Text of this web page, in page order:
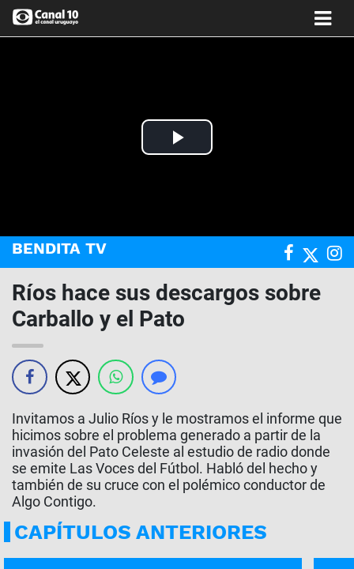
Play
BENDITA TV
Ríos hace sus descargos sobre
Carballo y el Pato
Invitamos a Julio Ríos y le mostramos el informe que
hicimos sobre el problema generado a partir de la
invasión del Pato Celeste al estudio de radio donde
se emite Las Voces del Fútbol. Habló del hecho y
también de su cruce con el polémico conductor de
Algo Contigo.
CAPÍTULOS ANTERIORES